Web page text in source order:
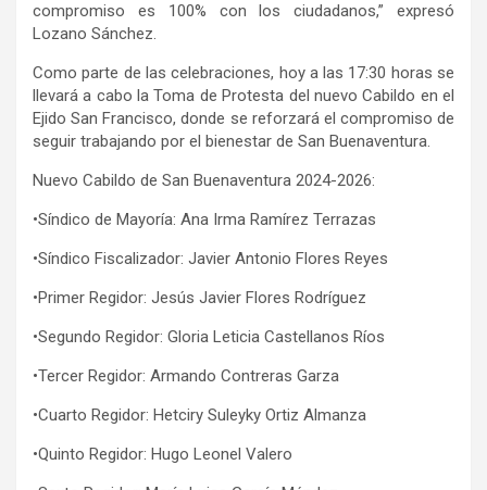
compromiso es 100% con los ciudadanos,” expresó
Lozano Sánchez.
Como parte de las celebraciones, hoy a las 17:30 horas se
llevará a cabo la Toma de Protesta del nuevo Cabildo en el
Ejido San Francisco, donde se reforzará el compromiso de
seguir trabajando por el bienestar de San Buenaventura.
Nuevo Cabildo de San Buenaventura 2024-2026:
•Síndico de Mayoría: Ana Irma Ramírez Terrazas
•Síndico Fiscalizador: Javier Antonio Flores Reyes
•Primer Regidor: Jesús Javier Flores Rodríguez
•Segundo Regidor: Gloria Leticia Castellanos Ríos
•Tercer Regidor: Armando Contreras Garza
•Cuarto Regidor: Hetciry Suleyky Ortiz Almanza
•Quinto Regidor: Hugo Leonel Valero